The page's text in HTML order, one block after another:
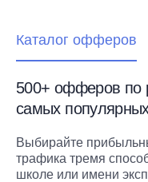
Каталог офферов
500+ офферов по
самых
Выбирайте
трафика тремя
школе или имени